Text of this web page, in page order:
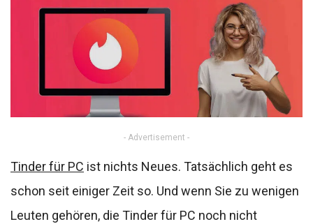
- Advertisement -
Tinder für PC ist nichts Neues. Tatsächlich geht es
schon seit einiger Zeit so. Und wenn Sie zu wenigen
Leuten gehören, die Tinder für PC noch nicht